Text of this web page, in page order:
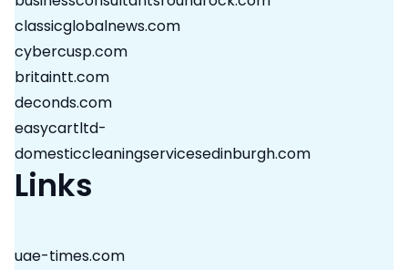
classicglobalnews.com
cybercusp.com
britaintt.com
deconds.com
easycartltd-
domesticcleaningservicesedinburgh.com
Links
uae-times.com